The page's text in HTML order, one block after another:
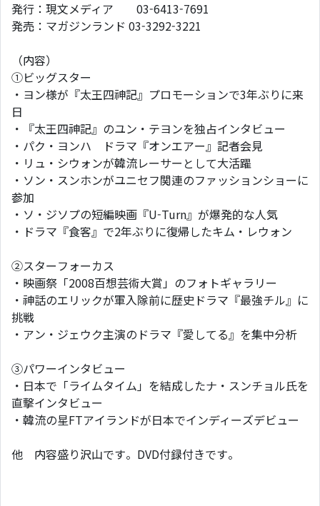
発行：現文メディア 03-6413-7691
発売：マガジンランド 03-3292-3221
（内容）
①ビッグスター
・ヨン様が『太王四神記』プロモーションで3年ぶりに来
日
・『太王四神記』のユン・テヨンを独占インタビュー
・パク・ヨンハ ドラマ『オンエアー』記者会見
・リュ・シウォンが韓流レーサーとして大活躍
・ソン・スンホンがユニセフ関連のファッションショーに
参加
・ソ・ジソプの短編映画『U-Turn』が爆発的な人気
・ドラマ『食客』で2年ぶりに復帰したキム・レウォン
②スターフォーカス
・映画祭「2008百想芸術大賞」のフォトギャラリー
・神話のエリックが軍入隊前に歴史ドラマ『最強チル』に
挑戦
・アン・ジェウク主演のドラマ『愛してる』を集中分析
③パワーインタビュー
・日本で「ライムタイム」を結成したナ・スンチョル氏を
直撃インタビュー
・韓流の星FTアイランドが日本でインディーズデビュー
他 内容盛り沢山です。DVD付録付きです。